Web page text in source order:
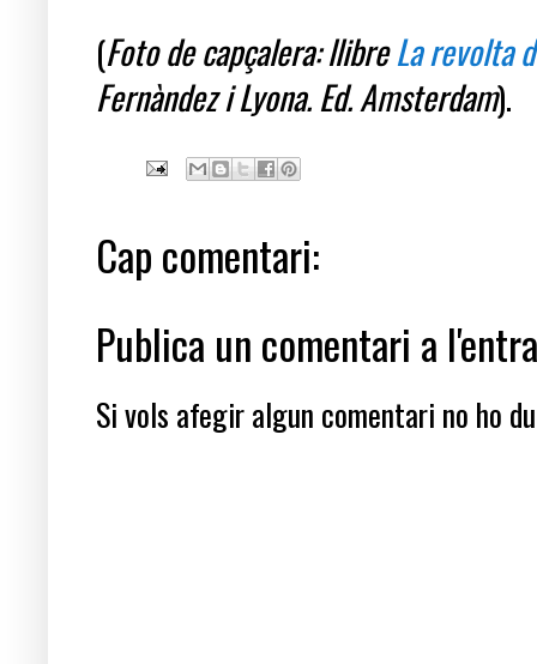
(Foto de capçalera: llibreLa revolta
Fernàndez i Lyona. Ed. Amsterdam).
Cap comentari:
Publica un comentari a
Si vols afegir algun comentari no ho